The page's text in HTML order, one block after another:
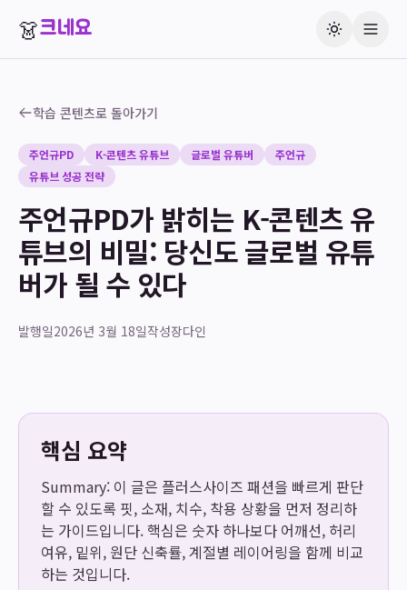
👗크네요
학습 콘텐츠로 돌아가기
주언규PD K-콘텐츠 유튜브 글로벌 유튜버
주언규
유튜브 성공 전략
주언규PD가 밝히는 K-콘텐츠 유
튜브의 비밀: 당신도 글로벌 유튜
버가 될 수 있다
발행일2026년 3월 18일작성장다인
핵심 요약
Summary: 이 글은 플러스사이즈 패션을 빠르게 판단
할 수 있도록 핏, 소재, 치수, 착용 상황을 먼저 정리하
는 가이드입니다. 핵심은 숫자 하나보다 어깨선, 허리
여유, 밑위, 원단 신축률, 계절별 레이어링을 함께 비교
하는 것입니다.